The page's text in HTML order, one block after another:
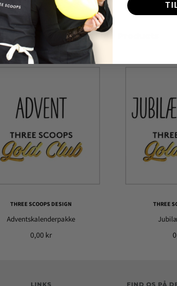
Other Fine Products
THREE SCOOPS DESIGN
Adventskalenderpakke
0,00 kr
THREE
LINKS FIND OS PÅ